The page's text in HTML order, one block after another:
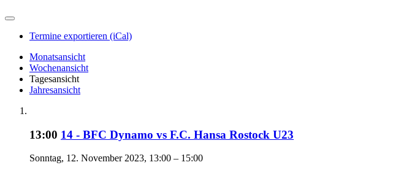
Termine exportieren (iCal)
Monatsansicht
Wochenansicht
Tagesansicht
Jahresansicht
13:00 14 - BFC Dynamo vs F.C. Hansa Rostock U23
Sonntag, 12. November 2023, 13:00 – 15:00